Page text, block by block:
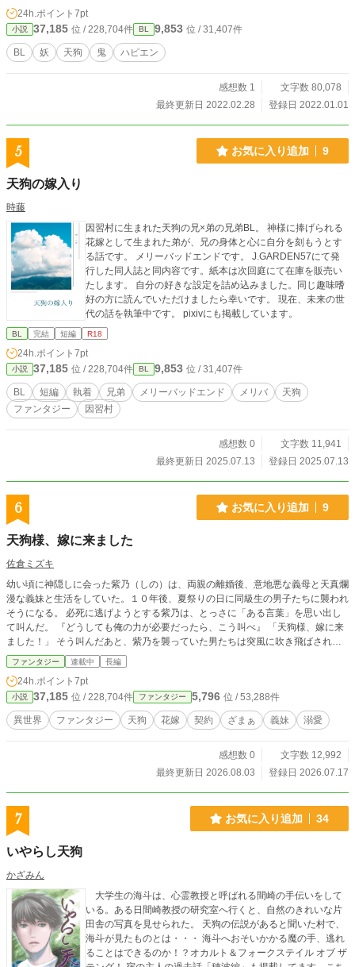
ですが、後半にR18しーんがあります。 R指定部分には*マー
クを付けます！ 安定のハッピーエンドです。 連載しばらく続
きますが、お付き合い頂ければ幸いです( ¨̮ )
24h.ポイント 7pt
小説 37,185 位 / 228,704件 BL 9,853 位 / 31,407件
BL 妖 天狗 鬼 ハピエン
感想数 1
文字数 80,078
最終更新日 2022.02.28
登録日 2022.01.01
5 お気に入り追加 9
天狗の嫁入り
時藤
因習村に生まれた天狗の兄×弟の兄弟BL。 神様に捧げられる
花嫁として生まれた弟が、兄の身体と心に自分を刻もうとす
る話です。 メリーバッドエンドです。 J.GARDEN57にて発
行した同人誌と同内容です。紙本は次回庭にて在庫を販売い
たします。 自分の好きな設定を詰め込みました。同じ趣味嗜
好の方に読んでいただけましたら幸いです。 現在、未来の世
代の話を執筆中です。 pixivにも掲載しています。
BL 完結 短編 R18
24h.ポイント 7pt
小説 37,185 位 / 228,704件 BL 9,853 位 / 31,407件
BL 短編 執着 兄弟 メリーバッドエンド メリバ
天狗
ファンタジー
因習村
感想数 0
文字数 11,941
最終更新日 2025.07.13
登録日 2025.07.13
6 お気に入り追加 9
天狗様、嫁に来ました
佐倉ミズキ
幼い頃に神隠しに会った紫乃（しの）は、両親の離婚後、意地悪な義母と天真爛
漫な義妹と生活をしていた。１０年後、夏祭りの日に同級生の男子たちに襲われ
そうになる。 必死に逃げようとする紫乃は、とっさに「ある言葉」を思い出し
て叫んだ。 『どうしても俺の力が必要だったら、こう叫べ』 「天狗様、嫁に来
ました！」 そう叫んだあと、紫乃を襲っていた男たちは突風に吹き飛ばされ
る。 そして目の前にいたのは、背中から大きな翼を広げた黒髪の綺麗なだ男性
――玄夜だった。 「俺の名前は玄夜、天狗だ。俺を呼んだろう？ 契約が発動
ファンタジー 連載中 長編
24h.ポイント 7pt
小説 37,185 位 / 228,704件 ファンタジー 5,796 位 / 53,288件
異世界 ファンタジー 天狗 花嫁 契約 ざまぁ 義妹 溺愛
感想数 0
文字数 12,992
最終更新日 2026.08.03
登録日 2026.07.17
7 お気に入り追加 34
いやらし天狗
かざみん
大学生の海斗は、心霊教授と呼ばれる間崎の手伝いをして
いる。ある日間崎教授の研究室へ行くと、自然のきれいな片
田舎の写真を見せられた。 天狗の伝説があると聞いた村で、
海斗が見たものとは・・・ 海斗へおそいかかる魔の手、逃れ
ることはできるのか！？オカルト＆フォークステイル オブ ザ